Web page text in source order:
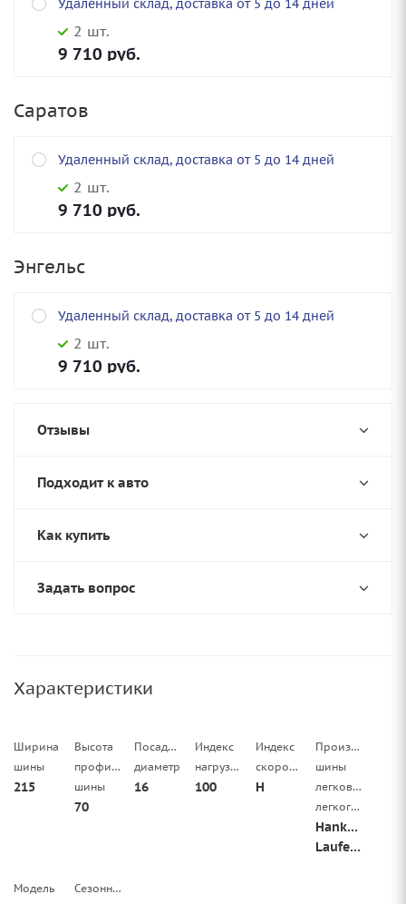
Удаленный склад, доставка от 5 до 14 дней
2 шт.
9 710 руб.
Саратов
Удаленный склад, доставка от 5 до 14 дней
2 шт.
9 710 руб.
Энгельс
Удаленный склад, доставка от 5 до 14 дней
2 шт.
9 710 руб.
Отзывы
Подходит к авто
Как купить
Задать вопрос
Характеристики
Ширина
шины
215
Высота
профиля
шины
70
Посадочный
диаметр
16
Индекс
нагрузки
100
Индекс
скорости
H
Производитель
шины
легковой/
легкогрузовой
Hankook
Laufenn
Модель
Сезонность